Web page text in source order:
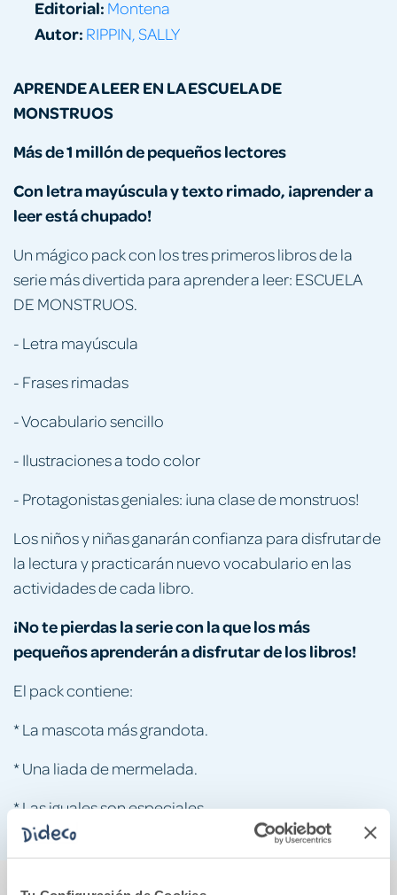
APRENDE A LEER EN LA ESCUELA DE
MONSTRUOS
Más de 1 millón de pequeños lectores
Con letra mayúscula y texto rimado, ¡aprender a
leer está chupado!
Un mágico pack con los tres primeros libros de la
serie más divertida para aprender a leer: ESCUELA
DE MONSTRUOS.
- Letra mayúscula
- Frases rimadas
- Vocabulario sencillo
- Ilustraciones a todo color
- Protagonistas geniales: ¡una clase de monstruos!
Los niños y niñas ganarán confianza para disfrutar de
la lectura y practicarán nuevo vocabulario en las
actividades de cada libro.
¡No te pierdas la serie con la que los más
pequeños aprenderán a disfrutar de los libros!
El pack contiene:
* La mascota más grandota.
* Una liada de mermelada.
* Las iguales son especiales.
Editorial: Montena
Autor: RIPPIN, SALLY
También podría gustarte...